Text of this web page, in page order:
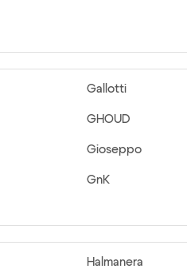
Gallotti
GHOUD
Gioseppo
GnK
Halmanera